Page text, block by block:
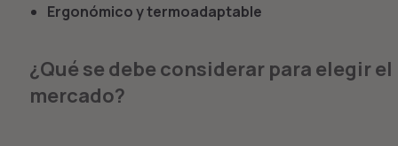
Ergonómico y termoadaptable
¿Qué se debe considerar para elegir
mercado?